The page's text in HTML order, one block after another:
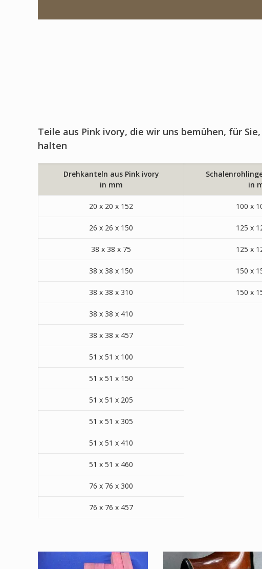
Teile aus Pink ivory, die wir uns bemühen, für
halten
Drehkanteln aus Pink ivory
in mm
in
20 x 20 x 152 100 x
26 x 26 x 150 125 x
38 x 38 x 75 125 x
38 x 38 x 150 150 x
38 x 38 x 310 150 x
38 x 38 x 410
38 x 38 x 457
51 x 51 x 100
51 x 51 x 150
51 x 51 x 205
51 x 51 x 305
51 x 51 x 410
51 x 51 x 460
76 x 76 x 300
76 x 76 x 457